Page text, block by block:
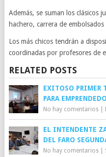
Además, se suman los clásicos
hachero, carrera de
Los más chicos tendrán a
coordinadas por profesores de
RELATED POSTS
EXITOSO PRIMER
PARA
No hay comentarios|
EL INTENDENTE
DEL FARO
No hay comentarios|